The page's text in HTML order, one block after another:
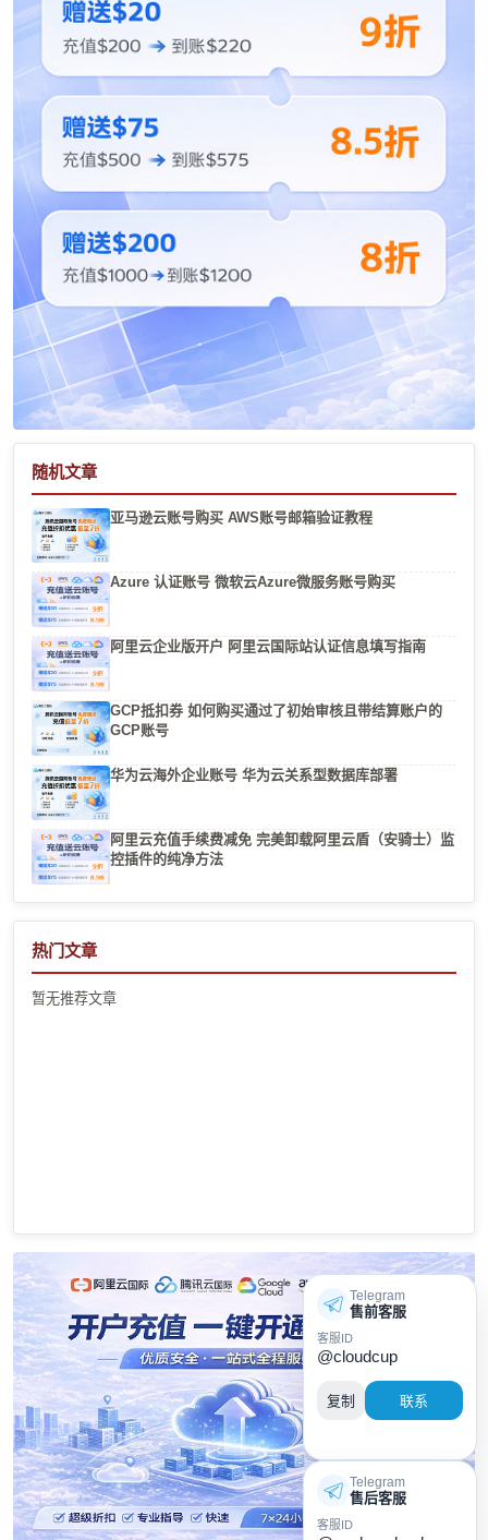
随机文章
亚马逊云账号购买 AWS账号邮箱验证教程
Azure 认证账号 微软云Azure微服务账号购买
阿里云企业版开户 阿里云国际站认证信息填写指南
GCP抵扣券 如何购买通过了初始审核且带结算账户的
GCP账号
华为云海外企业账号 华为云关系型数据库部署
阿里云充值手续费减免 完美卸载阿里云盾（安骑士）监
控插件的纯净方法
热门文章
暂无推荐文章
Telegram
售前客服
客服ID
@cloudcup
复制 联系
Telegram
售后客服
客服ID